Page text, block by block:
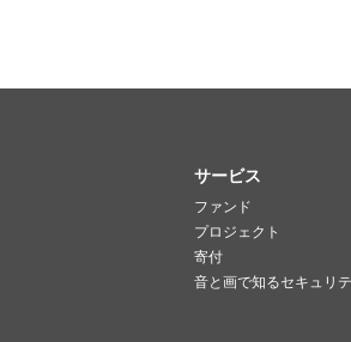
サービス
ファンド
プロジェクト
寄付
音と画で知るセキュリテ